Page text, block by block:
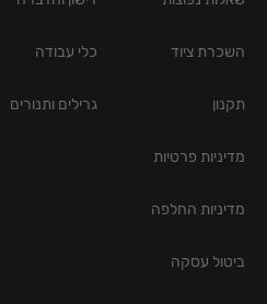
השכרת ציוד
תקנון
מדיניות פרטיות
מדיניות החלפה
ביטול עסקה
כלי עבודה
גרילים ותנורים